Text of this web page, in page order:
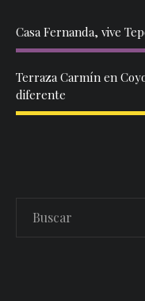
Casa Fernanda, vive
Terraza Carmín en
diferente